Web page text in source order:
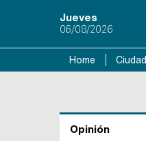
Jueves
06/08/2026
Home Ciudad
Opinión